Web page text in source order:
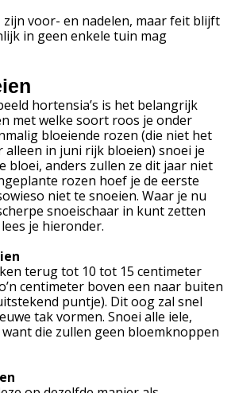
voor- en nadelen, maar feit blijft
in geen enkele tuin mag
hortensia’s is het belangrijk
met welke soort roos je onder
bloeiende rozen (die niet het
alleen in juni rijk bloeien) snoei je
bloei, anders zullen ze dit jaar niet
rozen hoef je de eerste
niet te snoeien. Waar je nu
snoeischaar in kunt zetten
je hieronder.
terug tot 10 tot 15 centimeter
centimeter boven een naar buiten
puntje). Dit oog zal snel
tak vormen. Snoei alle iele,
die zullen geen bloemknoppen